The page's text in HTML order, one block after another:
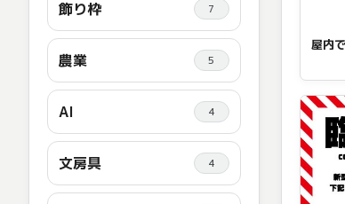
飾り枠 7
農業 5
AI 4
文房具 4
屋内